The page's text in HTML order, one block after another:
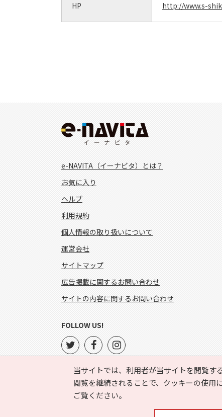
HP http://www.s-
当サイトでは、利用者が当サイトを閲覧
閲覧を継続されることで、クッキーの使用
ご覧ください。
e-NAVITA（イーナビタ）とは？
お気に入り
ヘルプ
利用規約
個人情報の取り扱いについて
運営会社
サイトマップ
広告掲載に関するお問い合わせ
サイトの内容に関するお問い合わせ
FOLLOW US!